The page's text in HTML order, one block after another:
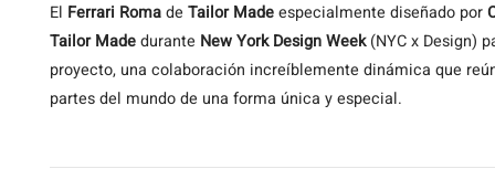
El Ferrari Romade Tailor Madeespecialmente diseñado por
Tailor Madedurante New York Design Week(NYC x Design)
proyecto, una colaboración increíblemente dinámica que
partes del mundo de una forma única y especial.